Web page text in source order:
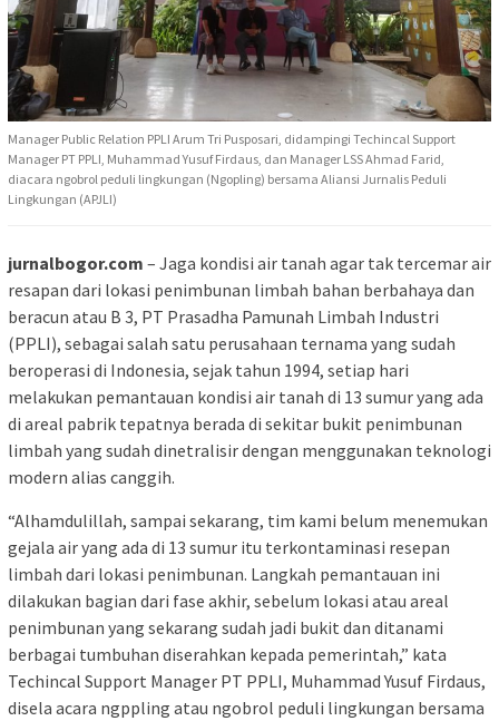
Manager Public Relation PPLI Arum Tri Pusposari, didampingi Techincal Support
Manager PT PPLI, Muhammad Yusuf Firdaus, dan Manager LSS Ahmad Farid,
diacara ngobrol peduli lingkungan (Ngopling) bersama Aliansi Jurnalis Peduli
Lingkungan (APJLI)
jurnalbogor.com – Jaga kondisi air tanah agar tak tercemar air
resapan dari lokasi penimbunan limbah bahan berbahaya dan
beracun atau B 3, PT Prasadha Pamunah Limbah Industri
(PPLI), sebagai salah satu perusahaan ternama yang sudah
beroperasi di Indonesia, sejak tahun 1994, setiap hari
melakukan pemantauan kondisi air tanah di 13 sumur yang ada
di areal pabrik tepatnya berada di sekitar bukit penimbunan
limbah yang sudah dinetralisir dengan menggunakan teknologi
modern alias canggih.
“Alhamdulillah, sampai sekarang, tim kami belum menemukan
gejala air yang ada di 13 sumur itu terkontaminasi resepan
limbah dari lokasi penimbunan. Langkah pemantauan ini
dilakukan bagian dari fase akhir, sebelum lokasi atau areal
penimbunan yang sekarang sudah jadi bukit dan ditanami
berbagai tumbuhan diserahkan kepada pemerintah,” kata
Techincal Support Manager PT PPLI, Muhammad Yusuf Firdaus,
disela acara ngppling atau ngobrol peduli lingkungan bersama